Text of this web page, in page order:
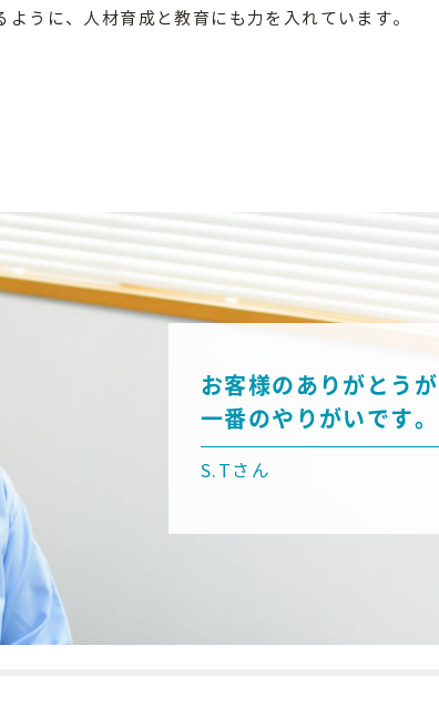
うに、人材育成と教育にも力を入れています。
お客様のありがとうが
一番のやりがいです。
S.Tさん